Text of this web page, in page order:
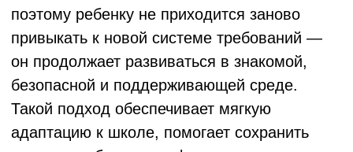
Д.Б. Эльконин
В.В. Давыдов